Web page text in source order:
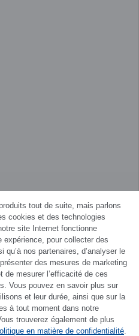
tout de suite, mais parlons
cookies et des technologies
site Internet fonctionne
expérience, pour collecter des
nos partenaires, d’analyser le
des mesures de marketing
de mesurer l’efficacité de ces
Vous pouvez en savoir plus sur
et leur durée, ainsi que sur la
à tout moment dans notre
trouverez également de plus
en matière de confidentialité.